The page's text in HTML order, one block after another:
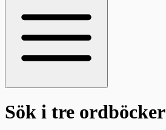
Sök i tre ordböcker